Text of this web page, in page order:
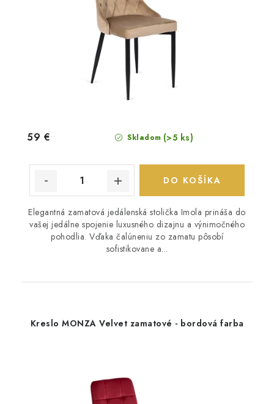
Skladom (>5 ks)
59 €
DO KOŠÍKA
Elegantná zamatová jedálenská stolička Imola prináša do
vašej jedálne spojenie luxusného dizajnu a výnimočného
pohodlia. Vďaka čalúneniu zo zamatu pôsobí
sofistikovane a...
Kreslo MONZA Velvet zamatové - bordová farba